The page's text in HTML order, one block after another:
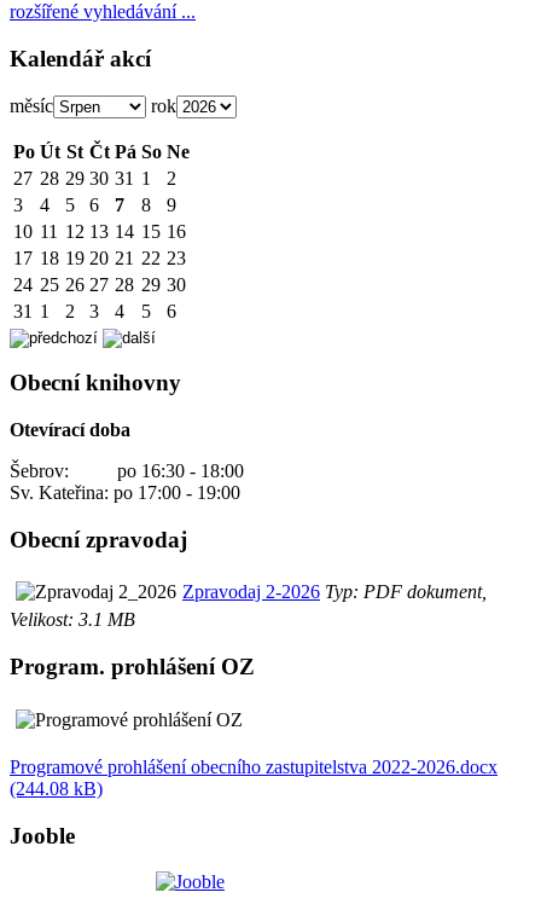
rozšířené vyhledávání ...
Kalendář akcí
měsíc rok
Po Út St Čt Pá So Ne
27 28 29 30 31 1
2
3
4 5 6 7 8
9
10 11 12 13 14 15 16
17 18 19 20 21 22 23
24 25 26 27 28 29 30
31 1 2 3 4 5 6
Obecní knihovny
Otevírací doba
Šebrov: po 16:30 - 18:00
Sv. Kateřina: po 17:00 - 19:00
Obecní zpravodaj
Zpravodaj 2-2026 Typ: PDF dokument,
Velikost: 3.1 MB
Program. prohlášení OZ
Programové prohlášení obecního zastupitelstva 2022-2026.docx
(244.08 kB)
Jooble